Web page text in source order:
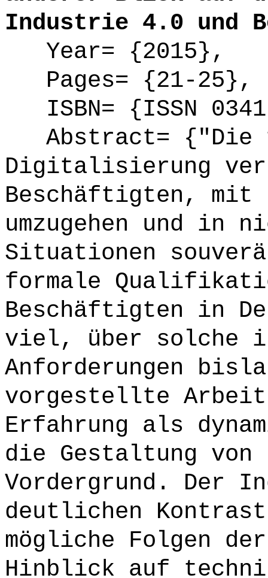
Industrie 4.0 und
Year= {2015},
Pages= {21-25},
ISBN= {ISSN
Abstract= {"Die
Digitalisierung
Beschäftigten, mit
umzugehen und in
Situationen
formale
Beschäftigten in
viel, über solche
Anforderungen
vorgestellte
Erfahrung als
die Gestaltung
Vordergrund. Der
deutlichen
mögliche Folgen
Hinblick auf